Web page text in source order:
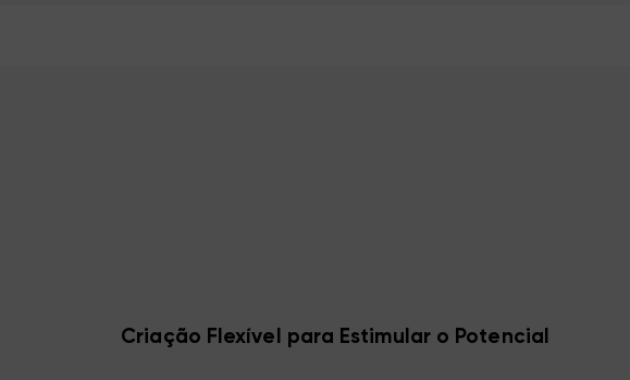
Criação Flexível para Estimular o Potencial